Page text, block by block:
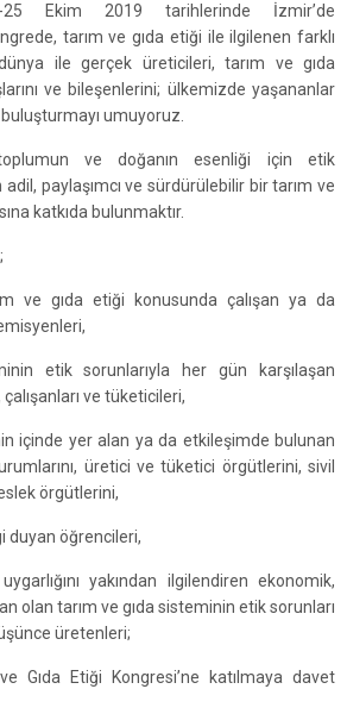
Ekim 2019 tarihlerinde İzmir’de
tarım ve gıda etiği ile ilgilenen farklı
ile gerçek üreticileri, tarım ve gıda
ve bileşenlerini; ülkemizde yaşananlar
umuyoruz.
toplumun ve doğanın esenliği için etik
adil, paylaşımcı ve sürdürülebilir bir tarım ve
katkıda bulunmaktır.
ve gıda etiği konusunda çalışan ya da
etik sorunlarıyla her gün karşılaşan
ve tüketicileri,
içinde yer alan ya da etkileşimde bulunan
üretici ve tüketici örgütlerini, sivil
örgütlerini,
duyan öğrencileri,
yakından ilgilendiren ekonomik,
olan tarım ve gıda sisteminin etik sorunları
üretenleri;
Gıda Etiği Kongresi’ne katılmaya davet